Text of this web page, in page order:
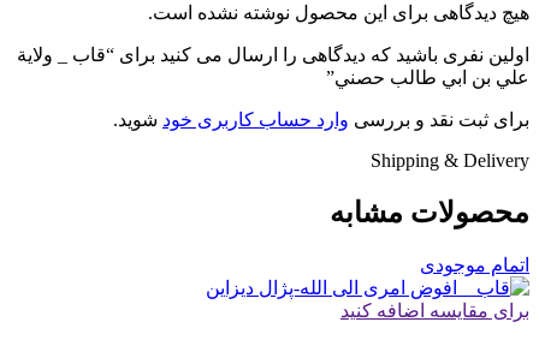
هیچ دیدگاهی برای این محصول نوشته نشده است.
اولین نفری باشید که دیدگاهی را ارسال می کنید برای “قاب _ ولاية
علي بن ابي طالب حصني”
برای ثبت نقد و بررسی وارد حساب کاربری خود شوید.
Shipping & Delivery
محصولات مشابه
اتمام موجودی
برای مقایسه اضافه کنید